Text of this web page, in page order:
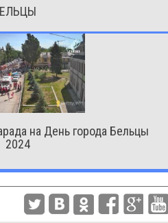
на День города Бельцы
2024